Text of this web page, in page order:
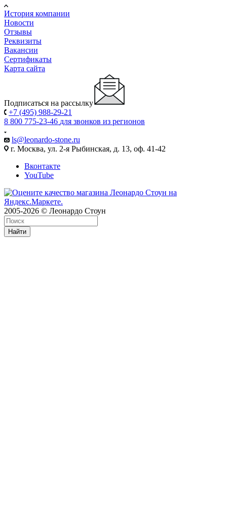
История компании
Новости
Отзывы
Реквизиты
Вакансии
Сертификаты
Карта сайта
Подписаться на рассылку
+7 (495) 988-29-21
8 800 775-23-46 для звонков из регионов
ls@leonardo-stone.ru
г. Москва, ул. 2-я Рыбинская, д. 13, оф. 41-42
Вконтакте
YouTube
2005-2026 © Леонардо Стоун
Найти